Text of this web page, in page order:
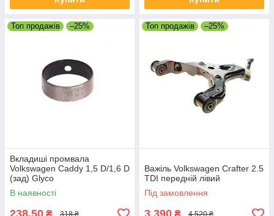
Топ продажів –25%
Вкладиші промвала
Volkswagen Caddy 1,5 D/1,6 D
(зад) Glyco
В наявності
318 ₴
Топ продажів –25%
Важіль Volkswagen Crafter 2.5
TDI передній лівий
Під замовлення
4 520 ₴